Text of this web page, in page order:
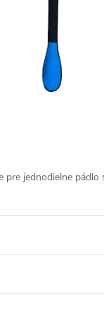
pre jednodielne